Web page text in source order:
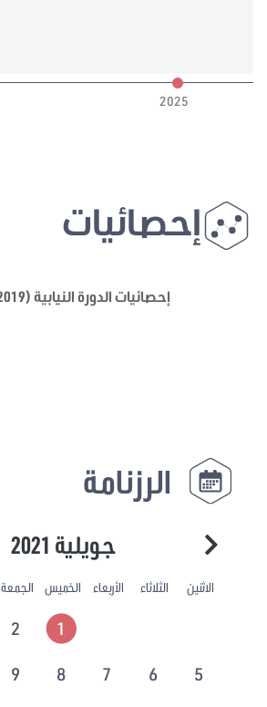
2025
إحصائيات
إحصائيات الدورة النيابية (2019-2024)
الرزنامة
جويلية 2021
الاثنين الثلاثاء الأربعاء الخميس الجمعة
1
2
5
6
7
8
9